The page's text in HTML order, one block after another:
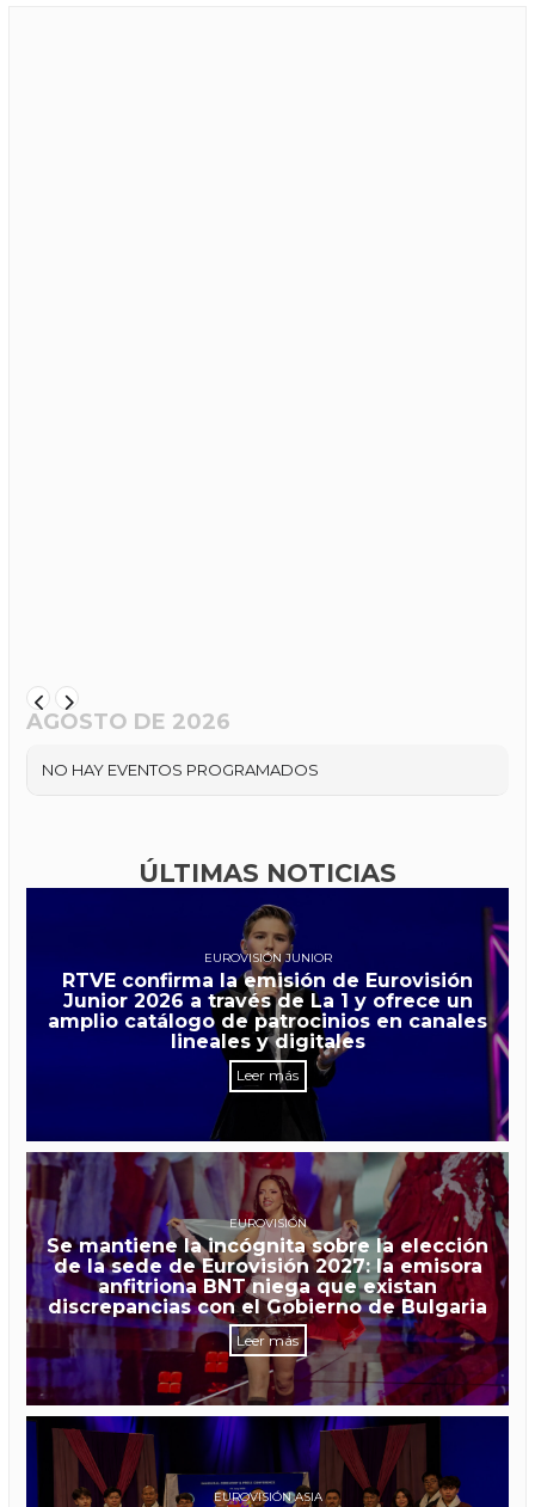
AGOSTO DE 2026
NO HAY EVENTOS PROGRAMADOS
ÚLTIMAS NOTICIAS
EUROVISIÓN JUNIOR
RTVE confirma la emisión de Eurovisión
Junior 2026 a través de La 1 y ofrece un
amplio catálogo de patrocinios en canales
lineales y digitales
Leer más
EUROVISIÓN
Se mantiene la incógnita sobre la elección
de la sede de Eurovisión 2027: la emisora
anfitriona BNT niega que existan
discrepancias con el Gobierno de Bulgaria
Leer más
EUROVISIÓN ASIA